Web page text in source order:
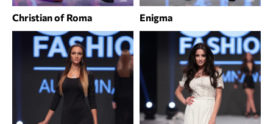
Christian of Roma Enigma